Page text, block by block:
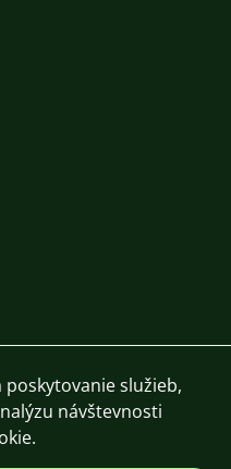
služieb,
návštevnosti